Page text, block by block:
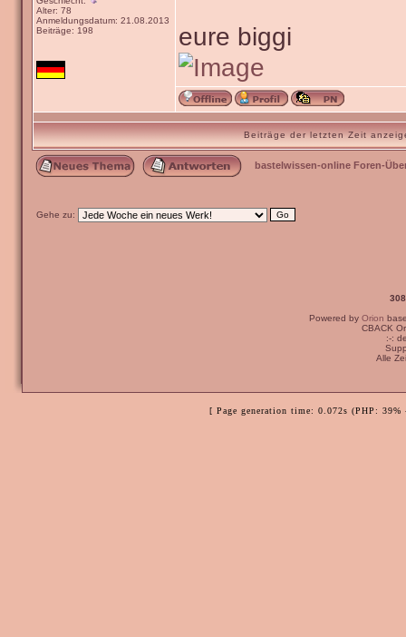
Alter: 78
Anmeldungsdatum: 21.08.2013
Beiträge: 198
eure biggi
Beiträge der letzten Zeit
bastelwissen-online Foren-
Gehe zu:
Powered by Orion
CBACK
:-:
Alle
[ Page generation time: 0.072s (PHP: